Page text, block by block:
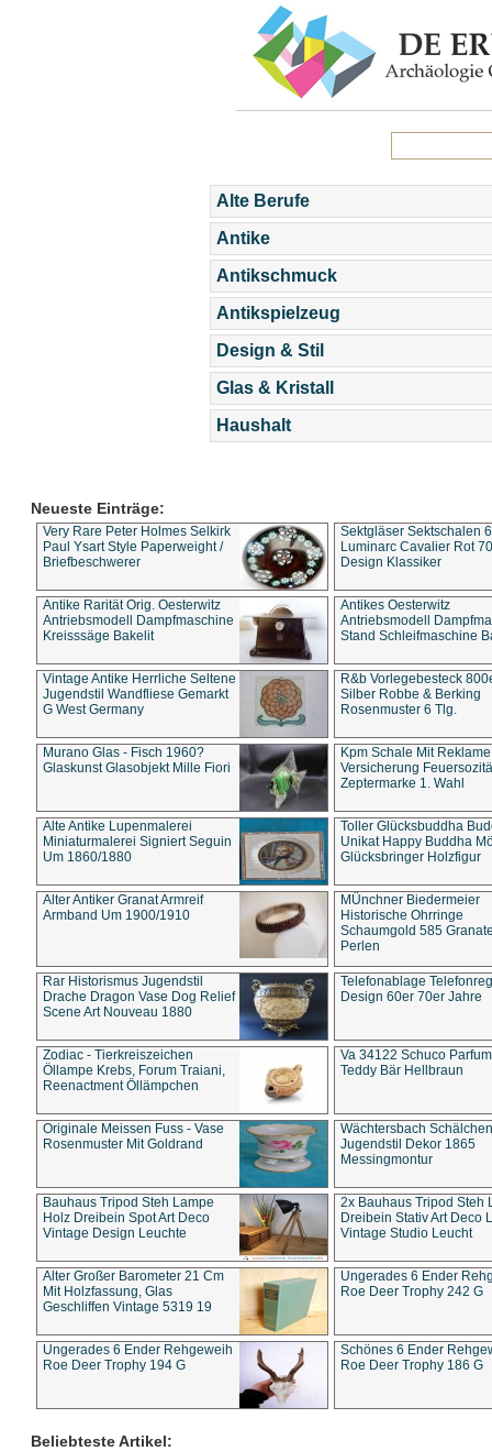
Alte Berufe
Antike
Antikschmuck
Antikspielzeug
Design & Stil
Glas & Kristall
Haushalt
Neueste Einträge:
Very Rare Peter Holmes Selkirk
Paul Ysart Style Paperweight /
Briefbeschwerer
Sektgläser Sektschalen
Luminarc Cavalier Rot
Design Klassiker
Antike Rarität Orig. Oesterwitz
Antriebsmodell Dampfmaschine
Kreisssäge Bakelit
Antikes Oesterwitz
Antriebsmodell
Stand Schleifmaschine
Vintage Antike Herrliche Seltene
Jugendstil Wandfliese Gemarkt
G West Germany
R&b Vorlegebesteck
Silber Robbe & Berking
Rosenmuster 6 Tlg.
Murano Glas - Fisch 1960?
Glaskunst Glasobjekt Mille Fiori
Kpm Schale Mit Reklame
Versicherung
Zeptermarke 1. Wahl
Alte Antike Lupenmalerei
Miniaturmalerei Signiert Seguin
Um 1860/1880
Toller Glücksbuddha
Unikat Happy Buddha
Glücksbringer Holzfigur
Alter Antiker Granat Armreif
Armband Um 1900/1910
MÜnchner Biedermeier
Historische Ohrringe
Schaumgold 585
Perlen
Rar Historismus Jugendstil
Drache Dragon Vase Dog Relief
Scene Art Nouveau 1880
Telefonablage
Design 60er 70er Jahre
Zodiac - Tierkreiszeichen
Öllampe Krebs, Forum Traiani,
Reenactment Öllämpchen
Va 34122 Schuco
Teddy Bär Hellbraun
Originale Meissen Fuss - Vase
Rosenmuster Mit Goldrand
Wächtersbach Schälchen
Jugendstil Dekor 1865
Messingmontur
Bauhaus Tripod Steh Lampe
Holz Dreibein Spot Art Deco
Vintage Design Leuchte
2x Bauhaus Tripod Steh
Dreibein Stativ Art Deco
Vintage Studio Leucht
Alter Großer Barometer 21 Cm
Mit Holzfassung, Glas
Geschliffen Vintage 5319 19
Ungerades 6 Ender
Roe Deer Trophy 242 G
Ungerades 6 Ender Rehgeweih
Roe Deer Trophy 194 G
Schönes 6 Ender
Roe Deer Trophy 186 G
Beliebteste Artikel: